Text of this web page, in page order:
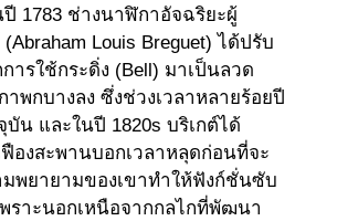
1783 ช่างนาฬิกาอัจฉริยะผู้
Louis Breguet) ได้ปรับ
ารใช้กระดิ่ง (Bell) มาเป็นลวด
พกบางลง ซึ่งช่วงเวลาหลายร้อยปี
น และในปี 1820s บริเกต์ได้
องสะพานบอกเวลาหลุดก่อนที่จะ
พยายามของเขาทำให้ฟังก์ชั่นซับ
ราะนอกเหนือจากกลไกที่พัฒนา